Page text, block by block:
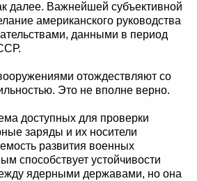
далее. Важнейшей субъективной
американского руководства
данными в период
отождествляют со
Это не вполне верно.
доступных для проверки
заряды и их носители
развития военных
способствует устойчивости
ядерными державами, но она